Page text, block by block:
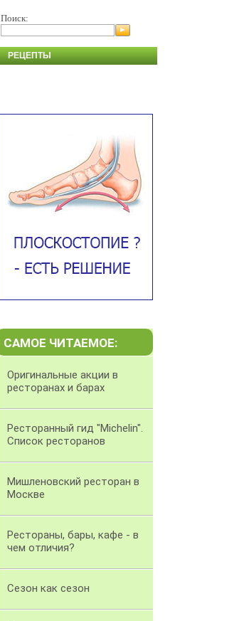
Поиск:
РЕЦЕПТЫ
САМОЕ ЧИТАЕМОЕ:
Оригинальные акции в
ресторанах и барах
Ресторанный гид "Michelin".
Список ресторанов
Мишленовский ресторан в
Москве
Рестораны, бары, кафе - в
чем отличия?
Сезон как сезон